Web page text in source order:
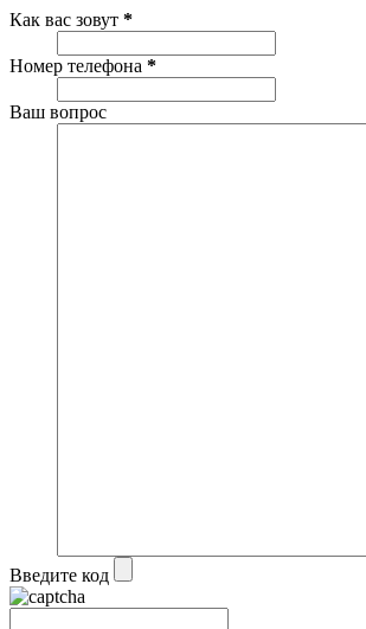
Как вас зовут *
Номер телефона *
Ваш вопрос
Введите код